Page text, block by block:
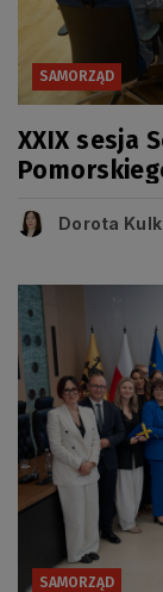
SAMORZĄD
XXIX sesja
Dorota
SAMORZĄD